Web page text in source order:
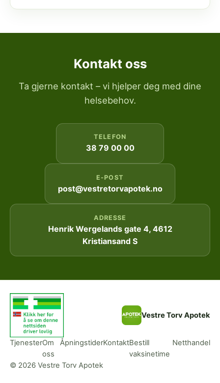
Kontakt oss
Ta gjerne kontakt – vi hjelper deg med dine
helsebehov.
TELEFON
38 79 00 00
E-POST
post@vestretorvapotek.no
ADRESSE
Henrik Wergelands gate 4, 4612
Kristiansand S
Vestre Torv Apotek
TjenesterOm
oss
ÅpningstiderKontaktBestill
vaksinetime
Netthandel
© 2026 Vestre Torv Apotek